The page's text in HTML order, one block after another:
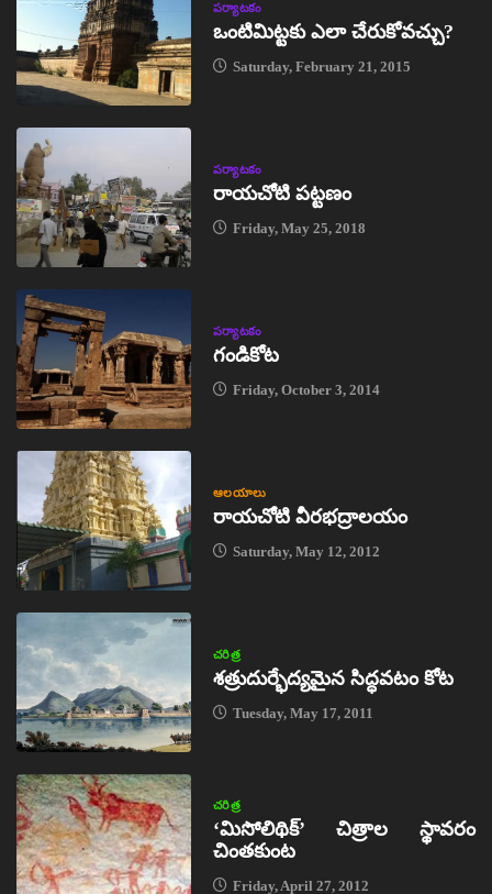
పర్యాటకం
ఒంటిమిట్టకు ఎలా చేరుకోవచ్చు?
Saturday, February 21, 2015
పర్యాటకం
రాయచోటి పట్టణం
Friday, May 25, 2018
పర్యాటకం
గండికోట
Friday, October 3, 2014
ఆలయాలు
రాయచోటి వీరభద్రాలయం
Saturday, May 12, 2012
చరిత్ర
శత్రుదుర్భేద్యమైన సిద్ధవటం కోట
Tuesday, May 17, 2011
చరిత్ర
‘మిసోలిథిక్‌’ చిత్రాల స్థావరం
చింతకుంట
Friday, April 27, 2012